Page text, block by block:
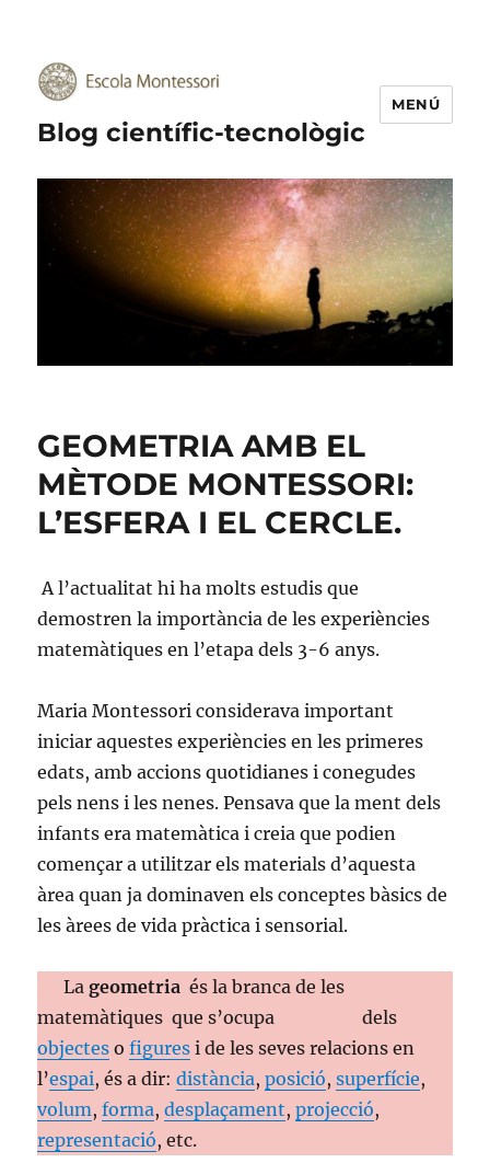
Blog científic-tecnològic
MENÚ
GEOMETRIA AMB EL
MÈTODE MONTESSORI:
L’ESFERA I EL CERCLE.
A l’actualitat hi ha molts estudis que
demostren la importància de les experiències
matemàtiques en l’etapa dels 3-6 anys.
Maria Montessori considerava important
iniciar aquestes experiències en les primeres
edats, amb accions quotidianes i conegudes
pels nens i les nenes. Pensava que la ment dels
infants era matemàtica i creia que podien
començar a utilitzar els materials d’aquesta
àrea quan ja dominaven els conceptes bàsics de
les àrees de vida pràctica i sensorial.
Lageometria és la branca de les
matemàtiques que s’ocupa dels
objectes ofigures i de les seves relacions en
l’espai, és a dir:distància,posició,superfície,
volum,forma,desplaçament,projecció,
representació, etc.